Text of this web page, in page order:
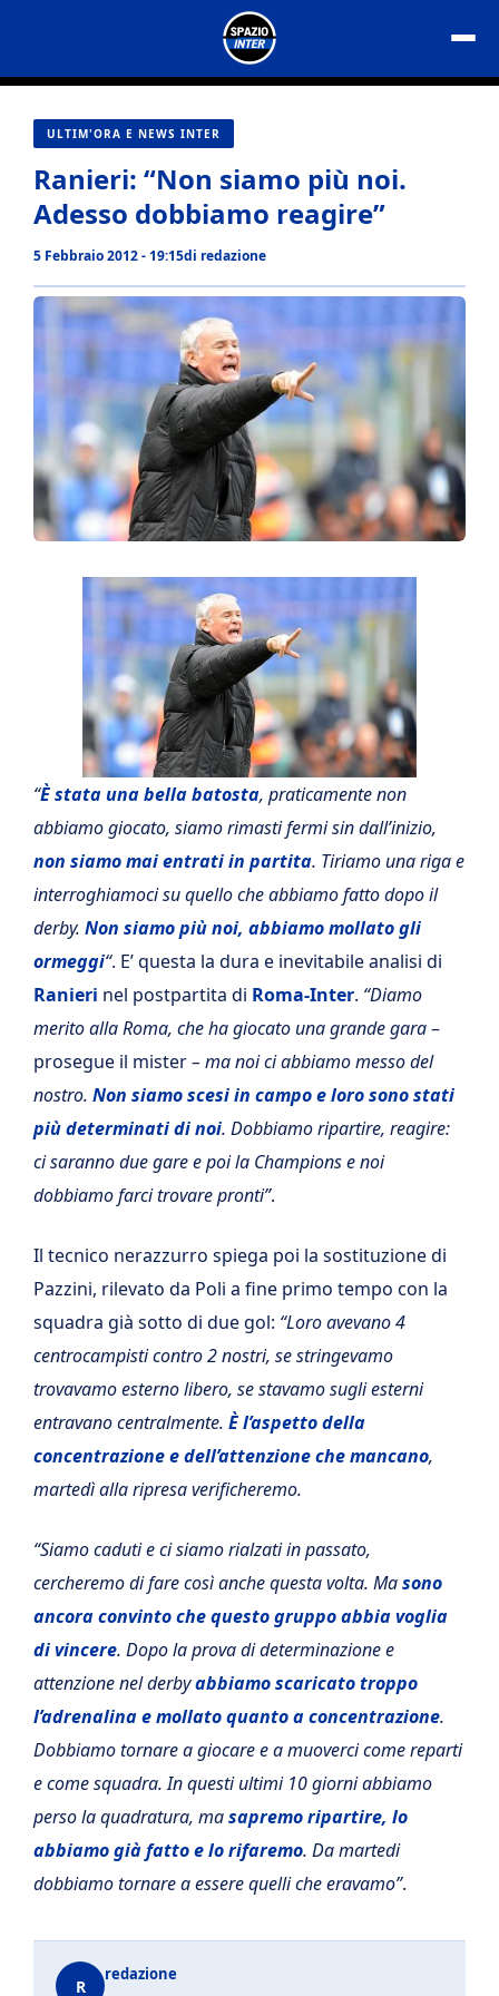
contenuto
ULTIM'ORA E NEWS INTER
Ranieri: “Non siamo più noi.
Adesso dobbiamo reagire”
5 Febbraio 2012 - 19:15di redazione
“È stata una bella batosta, praticamente non
abbiamo giocato, siamo rimasti fermi sin dall’inizio,
non siamo mai entrati in partita. Tiriamo una riga e
interroghiamoci su quello che abbiamo fatto dopo il
derby. Non siamo più noi, abbiamo mollato gli
ormeggi“. E’ questa la dura e inevitabile analisi di
Ranieri nel postpartita di Roma-Inter. “Diamo
merito alla Roma, che ha giocato una grande gara–
prosegue il mister– ma noi ci abbiamo messo del
nostro. Non siamo scesi in campo e loro sono stati
più determinati di noi. Dobbiamo ripartire, reagire:
ci saranno due gare e poi la Champions e noi
dobbiamo farci trovare pronti”.
Il tecnico nerazzurro spiega poi la sostituzione di
Pazzini, rilevato da Poli a fine primo tempo con la
squadra già sotto di due gol: “Loro avevano 4
centrocampisti contro 2 nostri, se stringevamo
trovavamo esterno libero, se stavamo sugli esterni
entravano centralmente. È l’aspetto della
concentrazione e dell’attenzione che mancano,
martedì alla ripresa verificheremo.
“Siamo caduti e ci siamo rialzati in passato,
cercheremo di fare così anche questa volta. Masono
ancora convinto che questo gruppo abbia voglia
di vincere. Dopo la prova di determinazione e
attenzione nel derbyabbiamo scaricato troppo
l’adrenalina e mollato quanto a concentrazione.
Dobbiamo tornare a giocare e a muoverci come reparti
e come squadra. In questi ultimi 10 giorni abbiamo
perso la quadratura, masapremo ripartire, lo
abbiamo già fatto e lo rifaremo. Da martedi
dobbiamo tornare a essere quelli che eravamo”.
R
redazione